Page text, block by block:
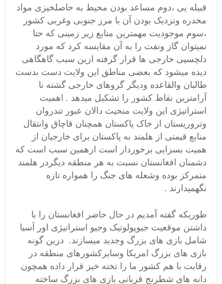
قبیله یی ،دوم مساعد بودن محیط به حاصلخیزی مواد
مخدره ونزدیک بودن آن با مرز جنوبی وغربی کشور
،سوم موجودیت مهمترین منابع زیر زمینی که حتا
نمیتوان گاز ونفت را به آن مقایسه کرد که مورد
دلچسپی خارجی ها قرار گرفته ازین سبب گاهگاهی
دیده میشود که بعضی مناطق این ولایت دست بدست
طالبان والقاعده ودیگر گروهای خارجی گشته نا
آرامترین نقاط کشور را تشکیل میدهد . اهمیت
استراتیژی این ولایت منحیث دالان عبور تندروان
وتروریستان از خاک پاکستان همچنان قاچاق وانتقال
منابع قیمتی از هلمند به پاکستان برای خارجیان از
همیت بسزایی برخوردار است ازهمین سبب است که
دشمنان افغانستان نسبت به هر منطقه دیگردر هلمند
متمرکز بوده وشعله های جنگ را همواره تازه
نگهمیدارند .
طوریکه گفته آمدیم در حال حاضر افغانستان را با
داشتن موقعیت جیوپولوتیک وجیو استراتیژی اور آسیا
شامل بازی های بزرگ وجدید میسازند. درین گونه
بازی های بزرگ امریکا وسایرکشورهای منطقه در
رقابت با هم کشور ما را تخته خیز قرار داده همچون
دانه های شطرنج قربانی بازی های بزرگ ساخته